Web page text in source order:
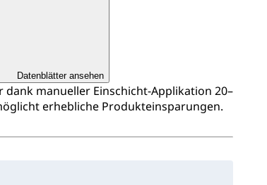
Datenblätter ansehen
dank manueller Einschicht‑Applikation 20–
erhebliche Produkteinsparungen.